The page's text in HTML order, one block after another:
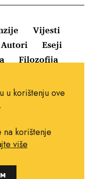
Vijesti
Autori
Eseji
Filozofija
o kolačićima
u korištenju ove
na korištenje
više